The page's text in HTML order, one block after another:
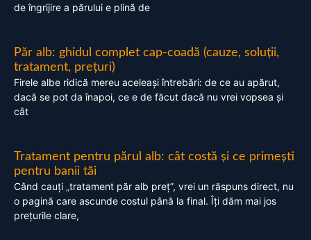
de îngrijire a părului e plină de
Păr alb: ghidul complet cap-coadă (cauze, soluții,
tratament, prețuri)
Firele albe ridică mereu aceleași întrebări: de ce au apărut,
dacă se pot da înapoi, ce e de făcut dacă nu vrei vopsea și
cât
Tratament pentru părul alb: cât costă și ce primești
pentru banii tăi
Când cauți „tratament păr alb preț”, vrei un răspuns direct, nu
o pagină care ascunde costul până la final. Îți dăm mai jos
prețurile clare,